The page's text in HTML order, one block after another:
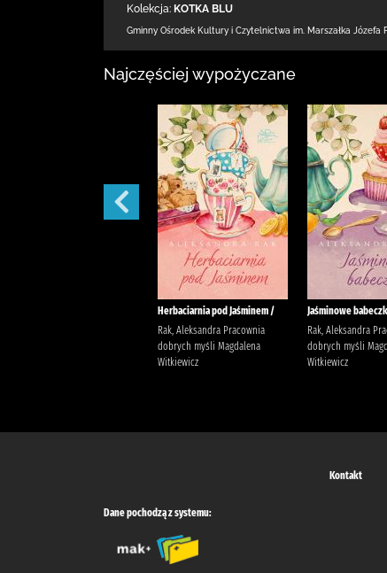
Kolekcja: KOTKA BLU
Gminny Ośrodek Kultury i Czytelnictwa im. Marszałka Józefa
Najczęściej wypożyczane
Herbaciarnia pod Jaśminem /
Rak, Aleksandra Pracownia
dobrych myśli Magdalena
Witkiewicz
Jaśminowe
Rak, Aleksandra
dobrych myśli
Witkiewicz
Kontakt
Dane pochodzą z systemu: